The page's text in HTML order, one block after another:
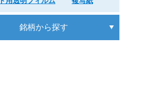
銘柄から探す